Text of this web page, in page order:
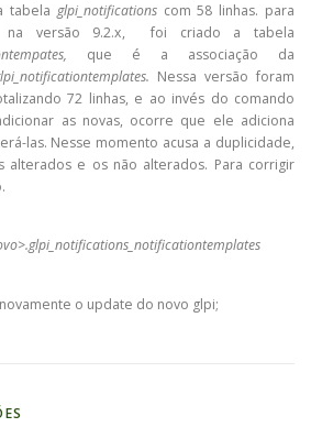
tabela glpi_notifications com 58 linhas. para
na versão 9.2.x, foi criado a tabela
que é a associação da
Nessa versão foram
72 linhas, e ao invés do comando
as novas, ocorre que ele adiciona
las. Nesse momento acusa a duplicidade,
alterados e os não alterados. Para corrigir
o update do novo glpi;